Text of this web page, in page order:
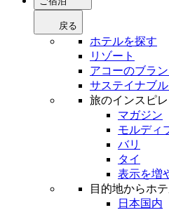
戻る
ホテルを探す
リゾート
アコーのブラ
サステイナブ
旅のインスピ
マガジン
モルディ
バリ
タイ
表示を増
目的地からホ
日本国内